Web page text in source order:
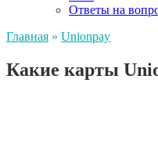
Ответы на
Главная » Unionpay
Какие карты